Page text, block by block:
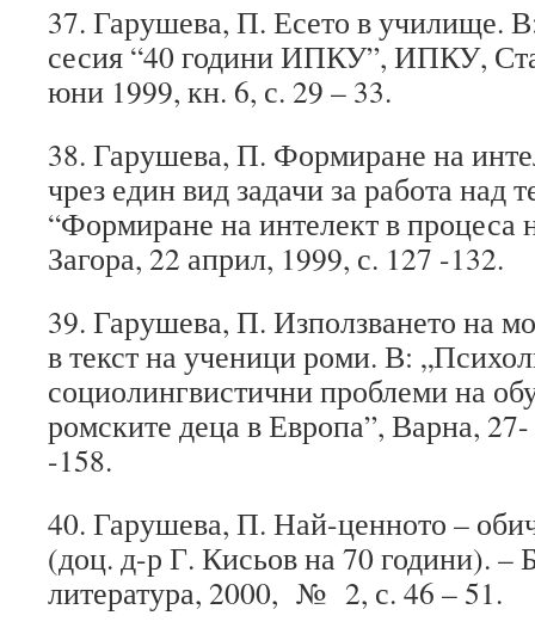
37. Гарушева, П. Есето в училище.
сесия “40 години ИПКУ”, ИПКУ,
юни 1999, кн. 6, с. 29 – 33.
38. Гарушева, П. Формиране на
чрез един вид задачи за работа над
“Формиране на интелект в процеса
Загора, 22 април, 1999, с. 127 -132.
39. Гарушева, П. Използването на
в текст на ученици роми. В:
социолингвистични проблеми на
ромските деца в Европа”, Варна,
-158.
40. Гарушева, П. Най-ценното –
(доц. д-р Г. Кисьов на 70 години). –
литература, 2000, № 2, с. 46 – 51.